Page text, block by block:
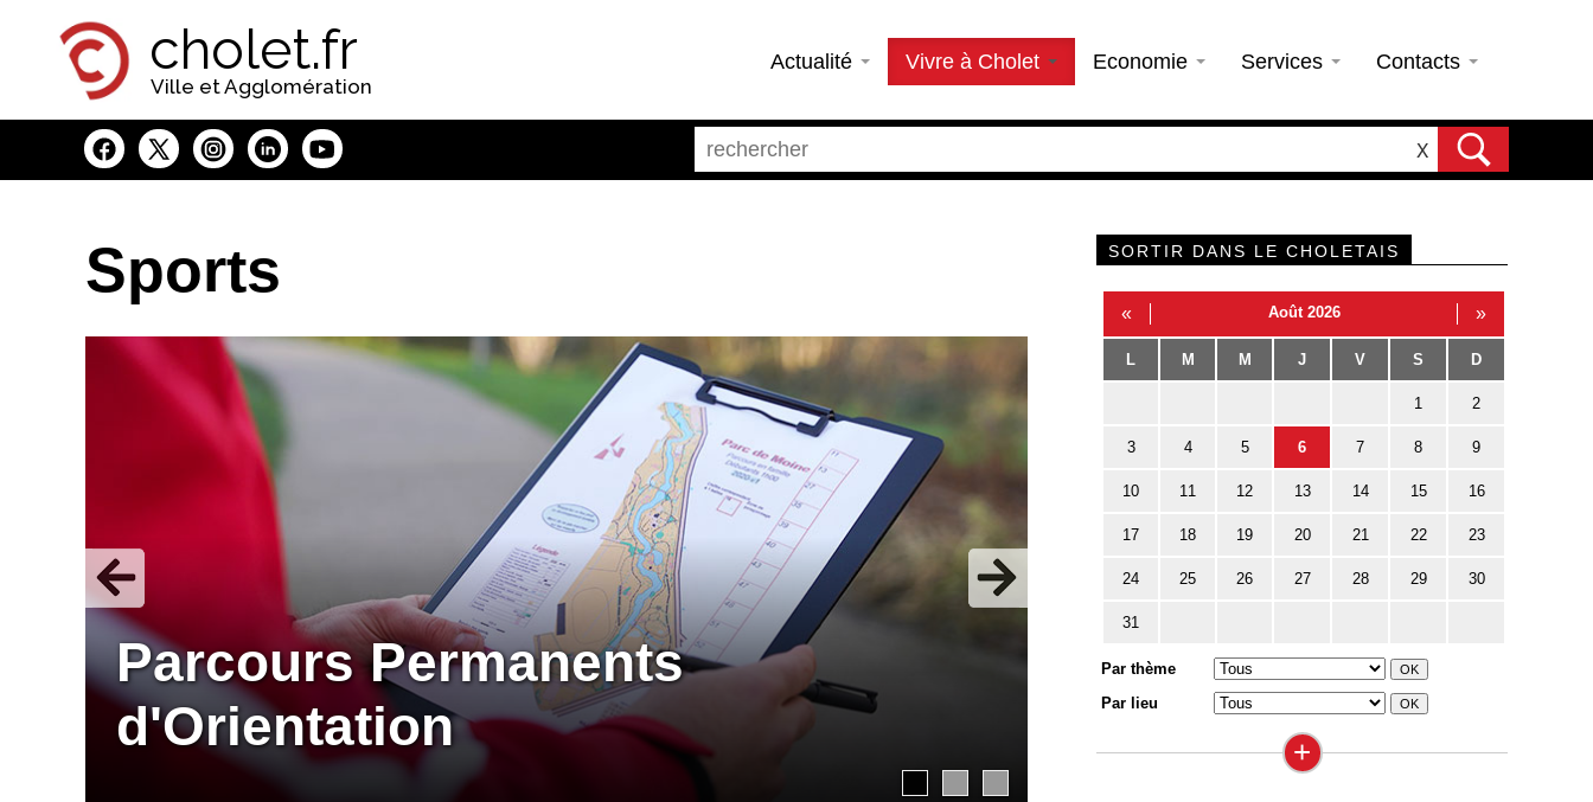
cholet.fr
Ville et Agglomération
Actualité Vivre à Cholet Economie Services Contacts
X
Sports
Parcours Permanents
d'Orientation
SORTIR DANS LE CHOLETAIS
« Août 2026 »
L M M J V S D
1 2
3 4 5 6 7 8 9
10 11 12 13 14 15 16
17 18 19 20 21 22 23
24 25 26 27 28 29 30
31
Par thème
Par lieu
+